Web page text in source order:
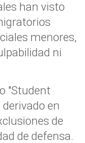
han visto
menores,
ni
"Student
en
de
de defensa.